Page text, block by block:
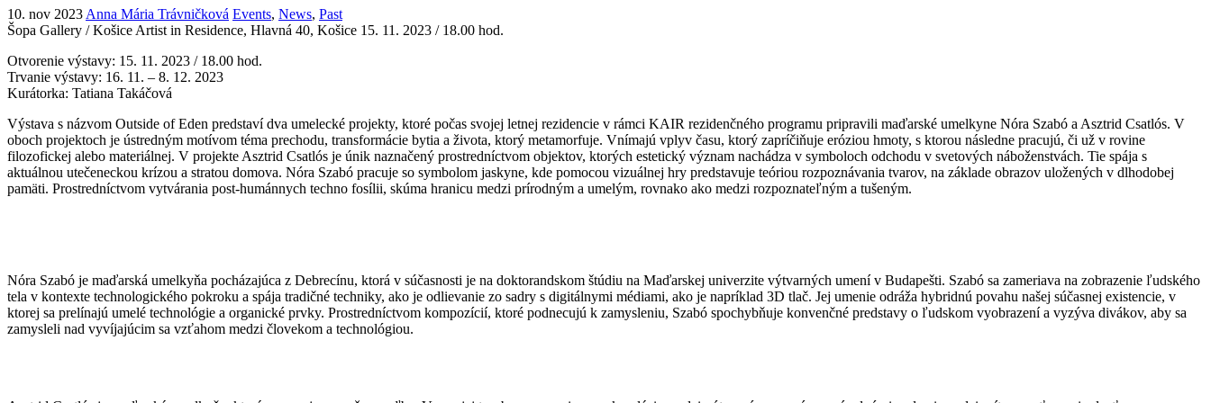
10. nov 2023 Anna Mária Trávničková Events, News, Past
Šopa Gallery / Košice Artist in Residence, Hlavná 40, Košice 15. 11. 2023 / 18.00 hod.
Otvorenie výstavy: 15. 11. 2023 / 18.00 hod.
Trvanie výstavy: 16. 11. – 8. 12. 2023
Kurátorka: Tatiana Takáčová
Výstava s názvom Outside of Eden predstaví dva umelecké projekty, ktoré počas svojej letnej rezidencie v rámci KAIR rezidenčného programu pripravili maďarské umelkyne Nóra Szabó a Asztrid Csatlós. V
oboch projektoch je ústredným motívom téma prechodu, transformácie bytia a života, ktorý metamorfuje. Vnímajú vplyv času, ktorý zapríčiňuje eróziou hmoty, s ktorou následne pracujú, či už v rovine
filozofickej alebo materiálnej. V projekte Asztrid Csatlós je únik naznačený prostredníctvom objektov, ktorých estetický význam nachádza v symboloch odchodu v svetových náboženstvách. Tie spája s
aktuálnou utečeneckou krízou a stratou domova. Nóra Szabó pracuje so symbolom jaskyne, kde pomocou vizuálnej hry predstavuje teóriou rozpoznávania tvarov, na základe obrazov uložených v dlhodobej
pamäti. Prostredníctvom vytvárania post-humánnych techno fosílii, skúma hranicu medzi prírodným a umelým, rovnako ako medzi rozpoznateľným a tušeným.
Nóra Szabó je maďarská umelkyňa pocházajúca z Debrecínu, ktorá v súčasnosti je na doktorandskom štúdiu na Maďarskej univerzite výtvarných umení v Budapešti. Szabó sa zameriava na zobrazenie ľudského
tela v kontexte technologického pokroku a spája tradičné techniky, ako je odlievanie zo sadry s digitálnymi médiami, ako je napríklad 3D tlač. Jej umenie odráža hybridnú povahu našej súčasnej existencie, v
ktorej sa prelínajú umelé technológie a organické prvky. Prostredníctvom kompozícií, ktoré podnecujú k zamysleniu, Szabó spochybňuje konvenčné predstavy o ľudskom vyobrazení a vyzýva divákov, aby sa
zamysleli nad vyvíjajúcim sa vzťahom medzi človekom a technológiou.